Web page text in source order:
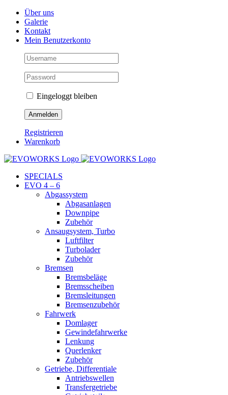
Skip
content
Facebook
Instagram
YouTubeÜber uns
Galerie
Kontakt
Mein Benutzerkonto
Eingeloggt bleiben
Registrieren
Warenkorb
SPECIALS
EVO 4 – 6
Abgassystem
Abgasanlagen
Downpipe
Zubehör
Ansaugsystem, Turbo
Luftfilter
Turbolader
Zubehör
Bremsen
Bremsbeläge
Bremsscheiben
Bremsleitungen
Bremsenzubehör
Fahrwerk
Domlager
Gewindefahrwerke
Lenkung
Querlenker
Zubehör
Getriebe, Differentiale
Antriebswellen
Transfergetriebe